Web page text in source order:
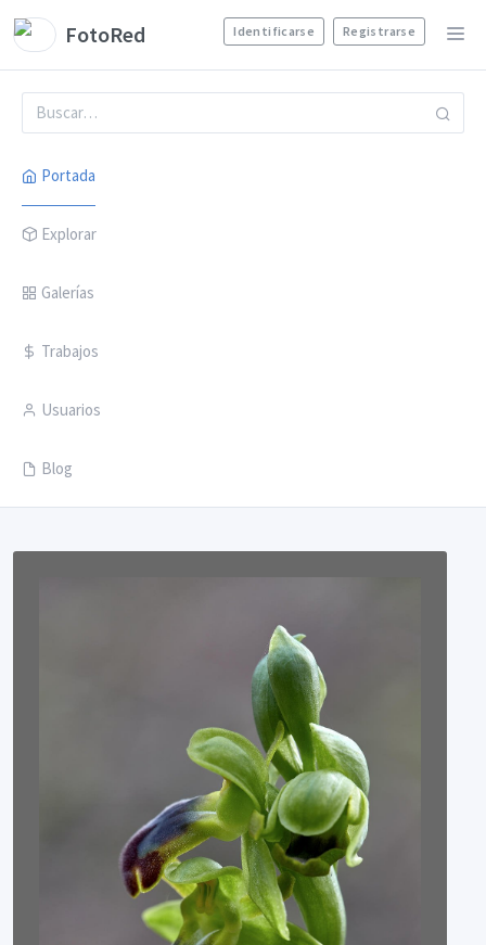
FotoRed Identificarse Registrarse
Portada
Explorar
Galerías
Trabajos
Usuarios
Blog